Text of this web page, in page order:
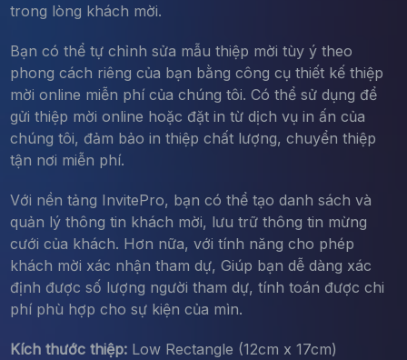
trong lòng khách mời.
Bạn có thể tự chỉnh sửa mẫu thiệp mời tùy ý theo
phong cách riêng của bạn bằng công cụ thiết kế thiệp
mời online miễn phí của chúng tôi. Có thể sử dụng để
gửi thiệp mời online hoặc đặt in từ dịch vụ in ấn của
chúng tôi, đảm bảo in thiệp chất lượng, chuyển thiệp
tận nơi miễn phí.
Với nền tảng InvitePro, bạn có thể tạo danh sách và
quản lý thông tin khách mời, lưu trữ thông tin mừng
cưới của khách. Hơn nữa, với tính năng cho phép
khách mời xác nhận tham dự, Giúp bạn dễ dàng xác
định được số lượng người tham dự, tính toán được chi
phí phù hợp cho sự kiện của mìn.
Kích thước thiệp:Low Rectangle (12cm x 17cm)